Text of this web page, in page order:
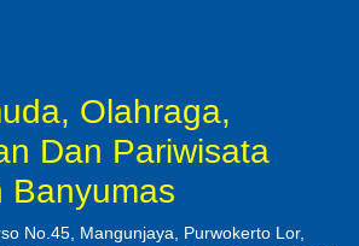
Olahraga,
Dan Pariwisata
Banyumas
No.45, Mangunjaya, Purwokerto Lor,